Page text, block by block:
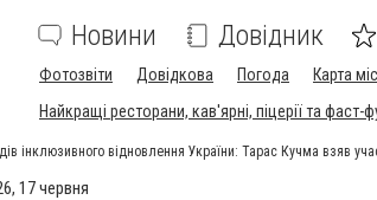
Новини Довідник
Фотозвіти Довідкова Погода Карта
Найкращі ресторани, кав'ярні, піцерії та фаст-
інклюзивного відновлення України: Тарас Кучма взяв
17 червня